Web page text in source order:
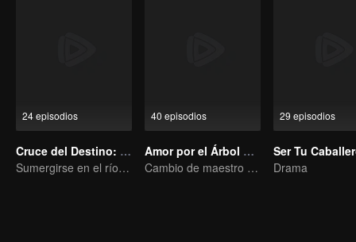
24 episodios
Cruce del Destino: Nan & Ke
Sumergirse en el río del olvido para regalarte un sueño
40 episodios
Amor por el Árbol Divino
Cambio de maestro y aprendiz de Deng Wei y Xiang Han
29 episodios
Ser Tu
Drama